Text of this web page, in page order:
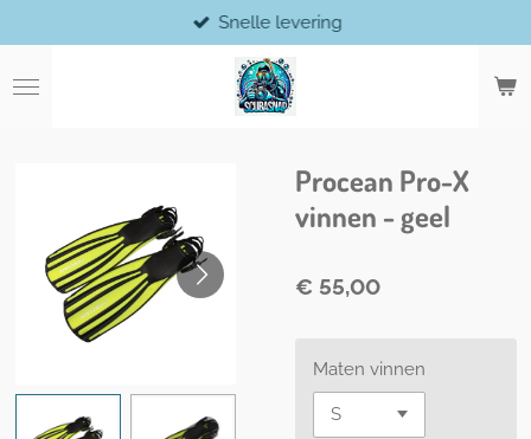
direct
naar
de
Snelle levering
Procean Pro-X
vinnen - geel
€ 55,00
Maten vinnen